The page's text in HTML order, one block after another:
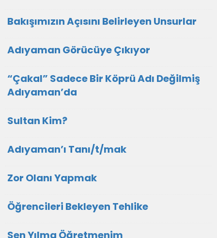
Bakışımızın Açısını Belirleyen Unsurlar
Adıyaman Görücüye Çıkıyor
“Çakal” Sadece Bir Köprü Adı Değilmiş
Adıyaman’da
Sultan Kim?
Adıyaman’ı Tanı/t/mak
Zor Olanı Yapmak
Öğrencileri Bekleyen Tehlike
Sen Yılma Öğretmenim